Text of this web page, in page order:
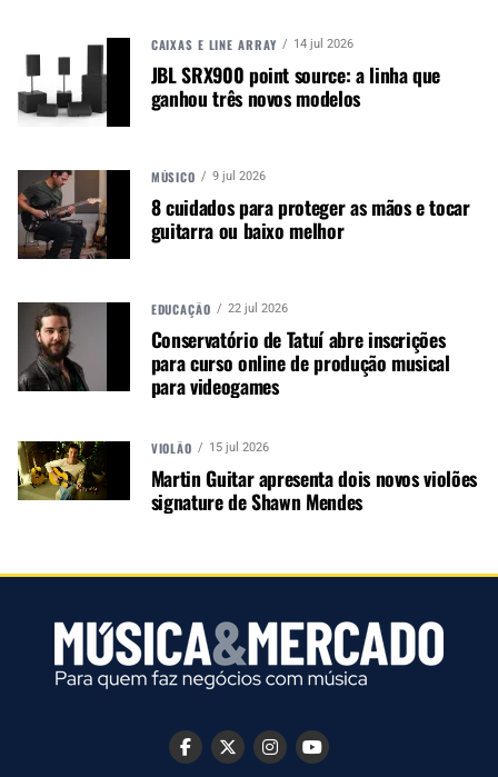
A nova G280 Select é uma renovação da G280DX
anteriormente popular, com um pickguard de
pérola recentemente adicionado, diapasão em
tampa de metal para dar um estilo boutique. Com
este design, a empresa pretendia dar a melhor
tocabilidade e desempenho sonoro possível, para
isso a G280 Select consiste em um corpo de alder
de captadores HSS para um som versátil que
pode ser usado para gêneros musicais clássicos e
modernos.
Cort G280 Select : AM(Amber)
CAIXAS E LINE ARRAY 14 jul 2026
JBL SRX900 point source: a linha que
ganhou três novos modelos
MÚSICO 9 jul 2026
8 cuidados para proteger as mãos e tocar
guitarra ou baixo melhor
EDUCAÇÃO 22 jul 2026
Conservatório de Tatuí abre inscrições
para curso online de produção musical
para videogames
VIOLÃO 15 jul 2026
Martin Guitar apresenta dois novos violões
signature de Shawn Mendes